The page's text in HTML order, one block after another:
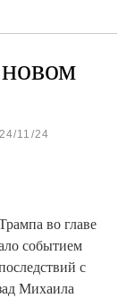
11/24
во главе
событием
с
Михаила